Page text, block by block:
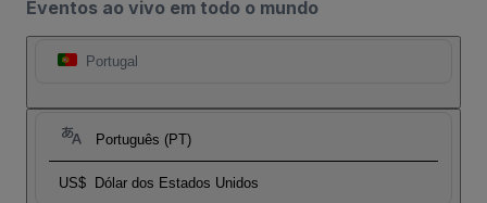
Eventos ao vivo em todo o mundo
Portugal
Português (PT)
US$ Dólar dos Estados Unidos